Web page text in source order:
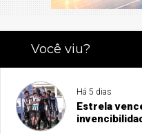
Você viu?
Há 5 dias
Estrela